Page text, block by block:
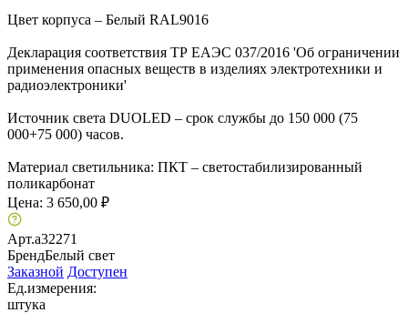
Цвет корпуса – Белый RAL9016
Декларация соответствия ТР ЕАЭС 037/2016 'Об ограничении
применения опасных веществ в изделиях электротехники и
радиоэлектроники'
Источник света DUOLED – срок службы до 150 000 (75
000+75 000) часов.
Материал светильника: ПКТ – светостабилизированный
поликарбонат
Цена: 3 650,00 ₽
Арт.a32271
БрендБелый свет
Заказной Доступен
Ед.измерения:
штука